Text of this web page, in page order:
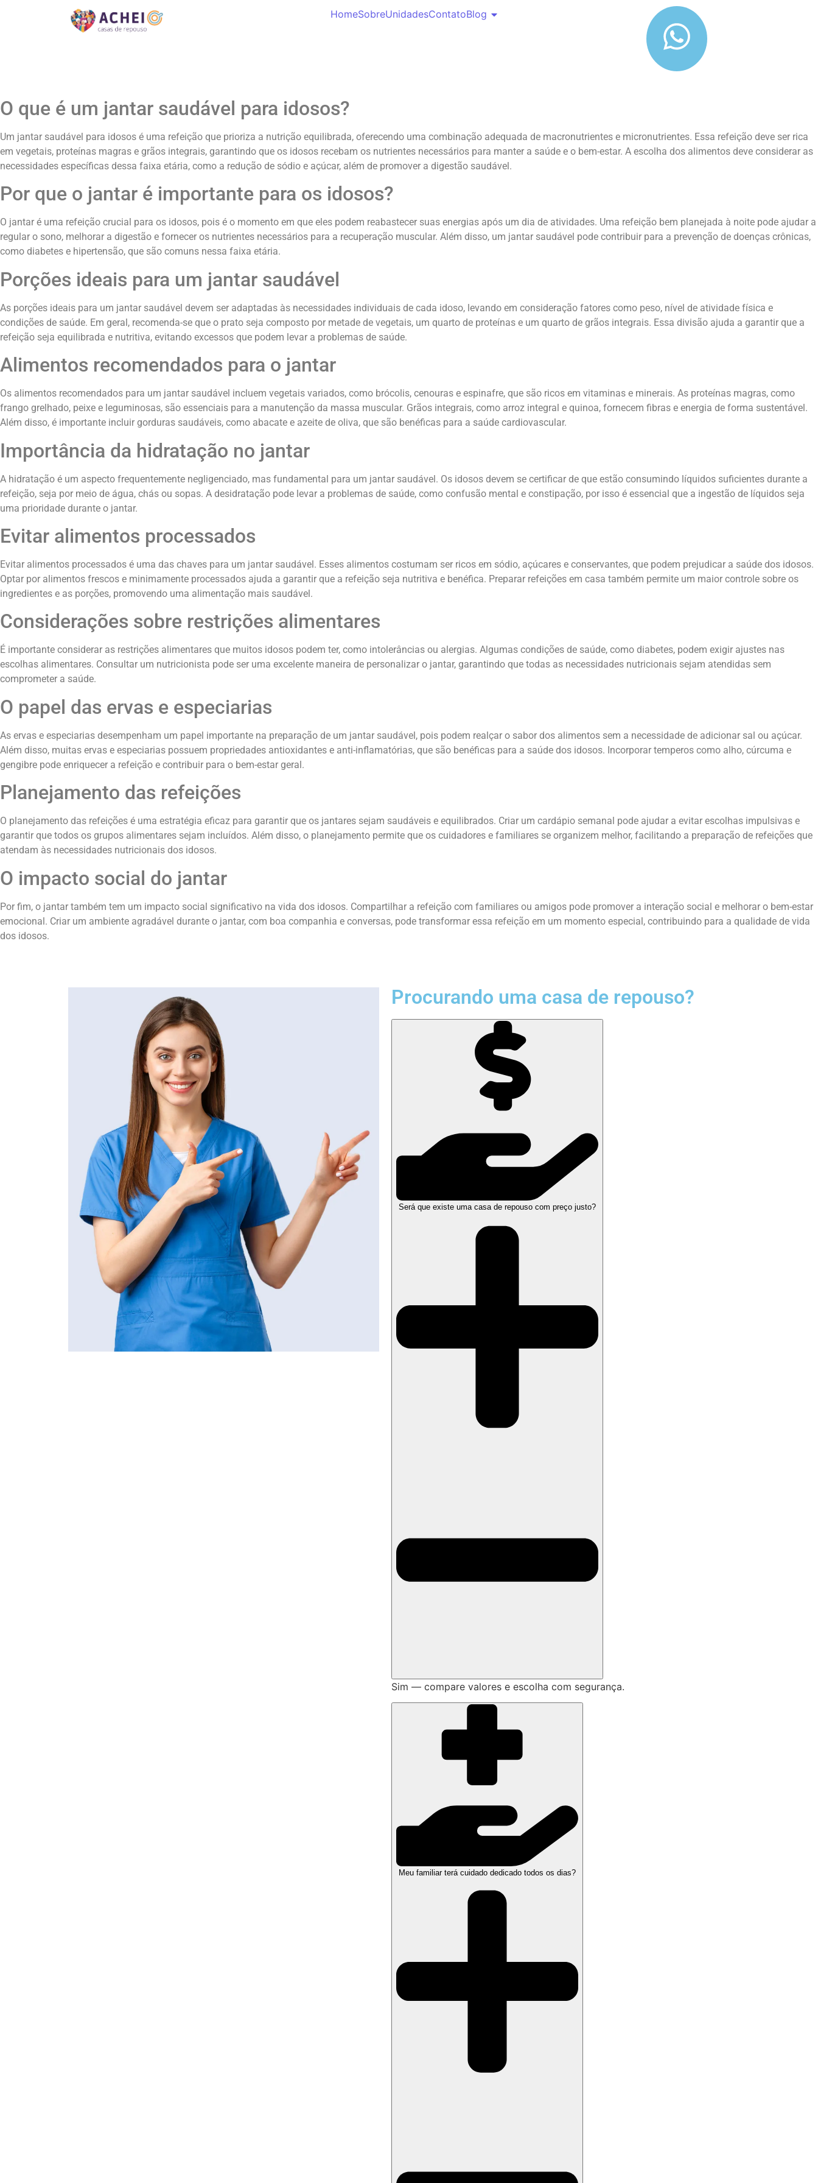
HomeSobreUnidadesContatoBlog
O que é um jantar saudável para idosos?
Um jantar saudável para idosos é uma refeição que prioriza a nutrição equilibrada, oferecendo uma combinação adequada de macronutrientes e micronutrientes. Essa refeição deve ser rica
em vegetais, proteínas magras e grãos integrais, garantindo que os idosos recebam os nutrientes necessários para manter a saúde e o bem-estar. A escolha dos alimentos deve considerar as
necessidades específicas dessa faixa etária, como a redução de sódio e açúcar, além de promover a digestão saudável.
Por que o jantar é importante para os idosos?
O jantar é uma refeição crucial para os idosos, pois é o momento em que eles podem reabastecer suas energias após um dia de atividades. Uma refeição bem planejada à noite pode ajudar a
regular o sono, melhorar a digestão e fornecer os nutrientes necessários para a recuperação muscular. Além disso, um jantar saudável pode contribuir para a prevenção de doenças crônicas,
como diabetes e hipertensão, que são comuns nessa faixa etária.
Porções ideais para um jantar saudável
As porções ideais para um jantar saudável devem ser adaptadas às necessidades individuais de cada idoso, levando em consideração fatores como peso, nível de atividade física e
condições de saúde. Em geral, recomenda-se que o prato seja composto por metade de vegetais, um quarto de proteínas e um quarto de grãos integrais. Essa divisão ajuda a garantir que a
refeição seja equilibrada e nutritiva, evitando excessos que podem levar a problemas de saúde.
Alimentos recomendados para o jantar
Os alimentos recomendados para um jantar saudável incluem vegetais variados, como brócolis, cenouras e espinafre, que são ricos em vitaminas e minerais. As proteínas magras, como
frango grelhado, peixe e leguminosas, são essenciais para a manutenção da massa muscular. Grãos integrais, como arroz integral e quinoa, fornecem fibras e energia de forma sustentável.
Além disso, é importante incluir gorduras saudáveis, como abacate e azeite de oliva, que são benéficas para a saúde cardiovascular.
Importância da hidratação no jantar
A hidratação é um aspecto frequentemente negligenciado, mas fundamental para um jantar saudável. Os idosos devem se certificar de que estão consumindo líquidos suficientes durante a
refeição, seja por meio de água, chás ou sopas. A desidratação pode levar a problemas de saúde, como confusão mental e constipação, por isso é essencial que a ingestão de líquidos seja
uma prioridade durante o jantar.
Evitar alimentos processados
Evitar alimentos processados é uma das chaves para um jantar saudável. Esses alimentos costumam ser ricos em sódio, açúcares e conservantes, que podem prejudicar a saúde dos idosos.
Optar por alimentos frescos e minimamente processados ajuda a garantir que a refeição seja nutritiva e benéfica. Preparar refeições em casa também permite um maior controle sobre os
ingredientes e as porções, promovendo uma alimentação mais saudável.
Considerações sobre restrições alimentares
É importante considerar as restrições alimentares que muitos idosos podem ter, como intolerâncias ou alergias. Algumas condições de saúde, como diabetes, podem exigir ajustes nas
escolhas alimentares. Consultar um nutricionista pode ser uma excelente maneira de personalizar o jantar, garantindo que todas as necessidades nutricionais sejam atendidas sem
comprometer a saúde.
O papel das ervas e especiarias
As ervas e especiarias desempenham um papel importante na preparação de um jantar saudável, pois podem realçar o sabor dos alimentos sem a necessidade de adicionar sal ou açúcar.
Além disso, muitas ervas e especiarias possuem propriedades antioxidantes e anti-inflamatórias, que são benéficas para a saúde dos idosos. Incorporar temperos como alho, cúrcuma e
gengibre pode enriquecer a refeição e contribuir para o bem-estar geral.
Planejamento das refeições
O planejamento das refeições é uma estratégia eficaz para garantir que os jantares sejam saudáveis e equilibrados. Criar um cardápio semanal pode ajudar a evitar escolhas impulsivas e
garantir que todos os grupos alimentares sejam incluídos. Além disso, o planejamento permite que os cuidadores e familiares se organizem melhor, facilitando a preparação de refeições que
atendam às necessidades nutricionais dos idosos.
O impacto social do jantar
Por fim, o jantar também tem um impacto social significativo na vida dos idosos. Compartilhar a refeição com familiares ou amigos pode promover a interação social e melhorar o bem-estar
emocional. Criar um ambiente agradável durante o jantar, com boa companhia e conversas, pode transformar essa refeição em um momento especial, contribuindo para a qualidade de vida
dos idosos.
Procurando uma casa de repouso?
Será que existe uma casa de repouso com preço justo?
Sim — compare valores e escolha com segurança.
Meu familiar terá cuidado dedicado todos os dias?